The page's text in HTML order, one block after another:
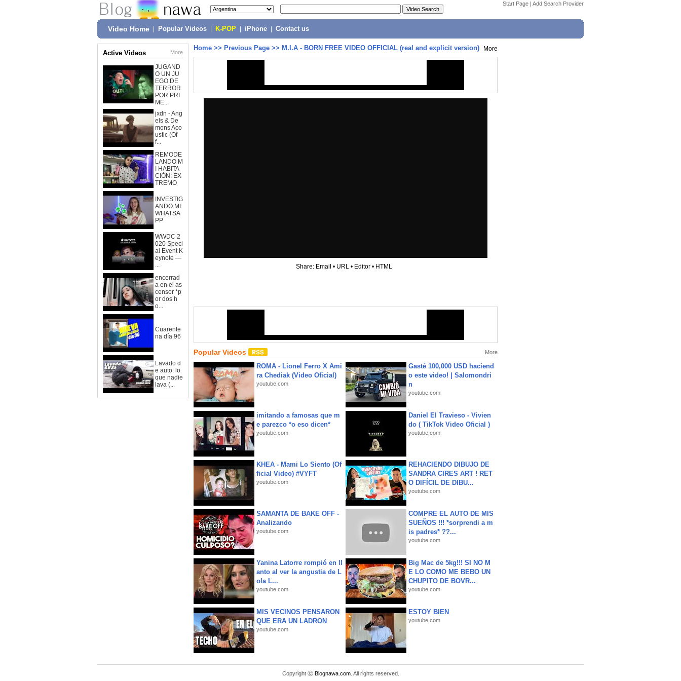
Start Page | Add Search Provider
Video Home Popular Videos K-POP iPhone Contact us
Active Videos More
JUGAND
O UN JU
EGO DE
TERROR
POR PRI
ME...
jxdn - Ang
els & De
mons Aco
ustic (Of
f...
REMODE
LANDO M
I HABITA
CIÓN: EX
TREMO
INVESTIG
ANDO MI
WHATSA
PP
WWDC 2
020 Speci
al Event K
eynote —
...
encerrad
a en el as
censor *p
or dos h
o...
Cuarente
na día 96
Lavado d
e auto: lo
que nadie
lava (...
Home >> Previous Page >> M.I.A - BORN FREE VIDEO OFFICIAL (real and explicit version) More
Share: Email • URL • Editor • HTML
Popular Videos More
ROMA - Lionel Ferro X Ami
ra Chediak (Video Oficial)
youtube.com
Gasté 100,000 USD haciend
o este video! | Salomondri
n
youtube.com
imitando a famosas que m
e parezco *o eso dicen*
youtube.com
Daniel El Travieso - Vivien
do ( TikTok Video Oficial )
youtube.com
KHEA - Mami Lo Siento (Of
ficial Video) #VYFT
youtube.com
REHACIENDO DIBUJO DE
SANDRA CIRES ART ! RET
O DIFÍCIL DE DIBU...
youtube.com
SAMANTA DE BAKE OFF -
Analizando
youtube.com
COMPRE EL AUTO DE MIS
SUEÑOS !!! *sorprendi a m
is padres* ??...
youtube.com
Yanina Latorre rompió en ll
anto al ver la angustia de L
ola L...
youtube.com
Big Mac de 5kg!!! SI NO M
E LO COMO ME BEBO UN
CHUPITO DE BOVR...
youtube.com
MIS VECINOS PENSARON
QUE ERA UN LADRON
youtube.com
ESTOY BIEN
youtube.com
Copyright ⓒ Blognawa.com. All rights reserved.